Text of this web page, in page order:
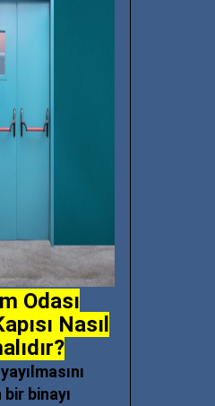
Odası
Nasıl
binayı